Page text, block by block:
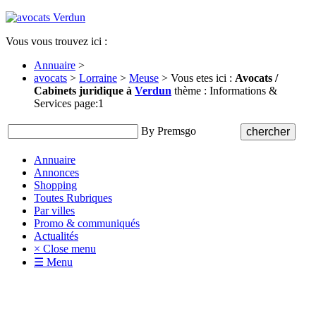
Vous vous trouvez ici :
Annuaire >
avocats > Lorraine > Meuse > Vous etes ici : Avocats /
Cabinets juridique à Verdun thème : Informations &
Services page:1
By Premsgo
Annuaire
Annonces
Shopping
Toutes Rubriques
Par villes
Promo & communiqués
Actualités
× Close menu
☰ Menu